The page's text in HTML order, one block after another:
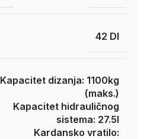
42 DI
Kapacitet dizanja: 1100kg
(maks.)
Kapacitet hidrauličnog
sistema: 27.5l
Kardansko vratilo: